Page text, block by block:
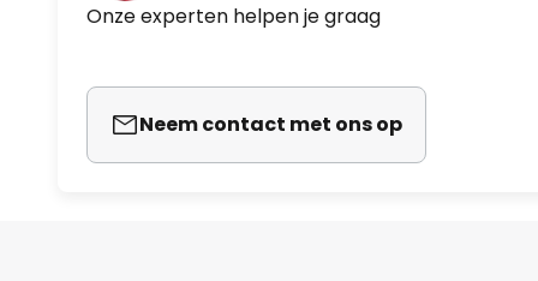
Onze experten helpen je graag
Neem contact met ons op